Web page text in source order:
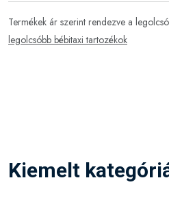
Termékek ár szerint rendezve a
legolcsóbb bébitaxi tartozékok
Kiemelt